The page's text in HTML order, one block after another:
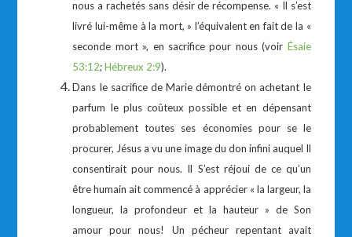
nous a rachetés sans désir de récompense. « Il s’est
livré lui-même à la mort, » l’équivalent en fait de la «
seconde mort », en sacrifice pour nous (voir Ésaie
53:12;Hébreux 2:9).
Dans le sacrifice de Marie démontré on achetant le
parfum le plus coûteux possible et en dépensant
probablement toutes ses économies pour se le
procurer, Jésus a vu une image du don infini auquel Il
consentirait pour nous. Il S’est réjoui de ce qu’un
être humain ait commencé à apprécier « la largeur, la
longueur, la profondeur et la hauteur » de Son
amour pour nous! Un pécheur repentant avait